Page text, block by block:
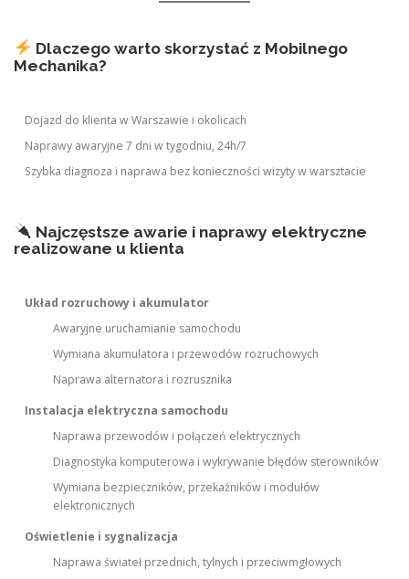
Dlaczego warto skorzystać z Mobilnego
Mechanika?
Dojazd do klienta w Warszawie i okolicach
Naprawy awaryjne 7 dni w tygodniu, 24h/7
Szybka diagnoza i naprawa bez konieczności wizyty w warsztacie
Najczęstsze awarie i naprawy elektryczne
realizowane u klienta
Układ rozruchowy i akumulator
Awaryjne uruchamianie samochodu
Wymiana akumulatora i przewodów rozruchowych
Naprawa alternatora i rozrusznika
Instalacja elektryczna samochodu
Naprawa przewodów i połączeń elektrycznych
Diagnostyka komputerowa i wykrywanie błędów sterowników
Wymiana bezpieczników, przekaźników i modułów
elektronicznych
Oświetlenie i sygnalizacja
Naprawa świateł przednich, tylnych i przeciwmgłowych